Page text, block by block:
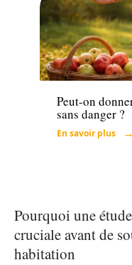
Actu
Peut-on
sans danger ?
En savoir plus
Pourquoi une
cruciale avant de
habitation